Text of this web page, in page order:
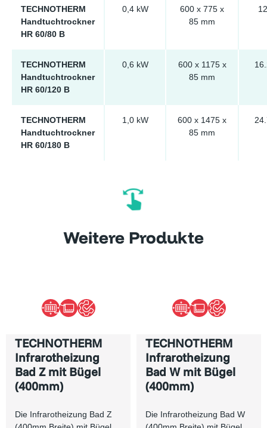
TECHNOTHERM
Handtuchtrockner
HR 60/80 B
0,4 kW
600 x 775 x
85 mm
TECHNOTHERM
Handtuchtrockner
HR 60/120 B
0,6 kW
600 x 1175 x
85 mm
TECHNOTHERM
Handtuchtrockner
HR 60/180 B
1,0 kW
600 x 1475 x
85 mm
Weitere Produkte
TECHNOTHERM
Infrarotheizung
Bad Z mit Bügel
(400mm)
Die Infrarotheizung Bad Z
TECHNOTHERM
Infrarotheizung
Bad W mit Bügel
(400mm)
Die Infrarotheizung Bad W